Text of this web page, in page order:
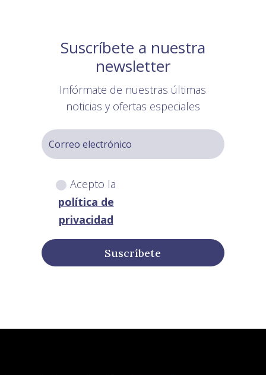
Suscríbete a nuestra
newsletter
Infórmate de nuestras últimas
noticias y ofertas especiales
Acepto la
política de
privacidad
Suscríbete